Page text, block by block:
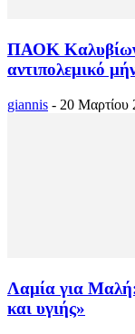
ΠΑΟΚ Καλυβίων
αντιπολεμικό
giannis - 20 Μαρτίου
Λαμία για Μαλή:
και υγιής»